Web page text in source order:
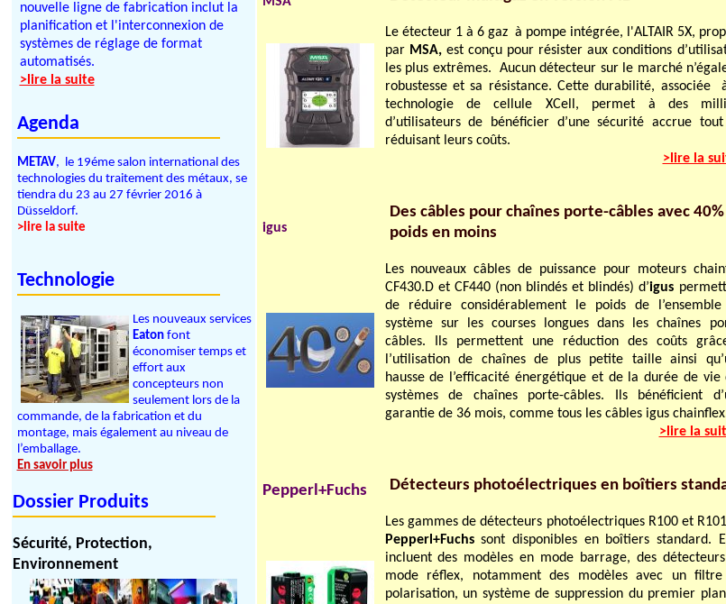
nouvelle ligne de fabrication inclut la
planification et l'interconnexion de
systèmes de réglage de format
automatisés.
>lire la suite
Agenda
METAV, le 19éme salon international des
technologies du traitement des métaux, se
tiendra du 23 au 27 février 2016 à
Düsseldorf.
>lire la suite
Technologie
Les nouveaux services
Eatonfont
économiser temps et
effort aux
concepteurs non
seulement lors de la
commande, de la fabrication et du
montage, mais également au niveau de
l’emballage.
En savoir plus
Dossier Produits
Sécurité, Protection,
Environnement
Le étecteur 1 à 6 gaz à pompe intégrée, l'ALTAIR 5X,
par MSA,est conçu pour résister aux conditions
les plus extrêmes. Aucun détecteur sur le marché
robustesse et sa résistance. Cette durabilité, associée
technologie de cellule XCell, permet à des
d’utilisateurs de bénéficier d’une sécurité accrue
réduisant leurs coûts.
>lire la
igus
Des câbles pour chaînes porte-câbles avec
poids en moins
Les nouveaux câbles de puissance pour moteurs
CF430.D et CF440 (non blindés et blindés) d’igus
de réduire considérablement le poids de
système sur les courses longues dans les chaînes
câbles. Ils permettent une réduction des coûts
l’utilisation de chaînes de plus petite taille ainsi
hausse de l’efficacité énergétique et de la durée de vie
systèmes de chaînes porte-câbles. Ils bénéficient
garantie de 36 mois, comme tous les câbles igus
>lire la
Pepperl+Fuchs Détecteurs photoélectriques en boîtiers
Les gammes de détecteurs photoélectriques R100 et
Pepperl+Fuchssont disponibles en boîtiers standard.
incluent des modèles en mode barrage, des
mode réflex, notamment des modèles avec un
polarisation, un système de suppression du premier